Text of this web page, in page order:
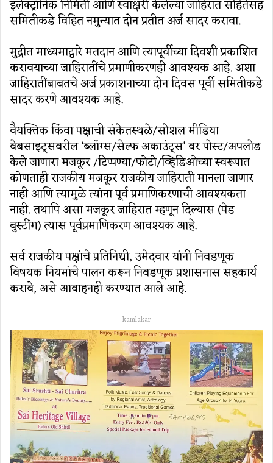
इलेक्ट्रॉनिक निर्मिती आणि स्वाक्षरी केलेल्या जाहिरात संहितेसह
समितीकडे विहित नमुन्यात दोन प्रतीत अर्ज सादर करावा.
मुद्रीत माध्यमाद्वारे मतदान आणि त्यापूर्वीच्या दिवशी प्रकाशित
करावयाच्या जाहिरातींचे प्रमाणीकरणही आवश्यक आहे. अशा
जाहिरातींबाबतचे अर्ज प्रकाशनाच्या दोन दिवस पूर्वी समितीकडे
सादर करणे आवश्यक आहे.
वैयक्तिक किंवा पक्षाची संकेतस्थळे/सोशल मीडिया
वेबसाइट्सवरील ‘ब्लॉग्स/सेल्फ अकाउंट्स’ वर पोस्ट/अपलोड
केले जाणारा मजकूर /टिप्पण्या/फोटो/व्हिडिओच्या स्वरूपात
कोणताही राजकीय मजकूर राजकीय जाहिराती मानला जाणार
नाही आणि त्यामुळे त्यांना पूर्व प्रमाणिकरणाची आवश्यकता
नाही. तथापि असा मजकूर जाहिरात म्हणून दिल्यास (पेड
बुस्टींग) त्यास पूर्वप्रमाणिकरण आवश्यक आहे.
सर्व राजकीय पक्षांचे प्रतिनिधी, उमेदवार यांनी निवडणूक
विषयक नियमांचे पालन करून निवडणूक प्रशासनास सहकार्य
करावे, असे आवाहनही करण्यात आले आहे.
kamlakar